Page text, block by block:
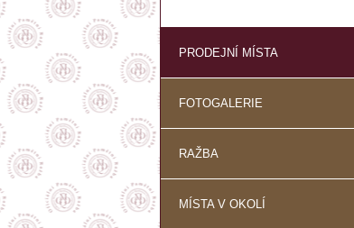
PRODEJNÍ MÍSTA
FOTOGALERIE
RAŽBA
MÍSTA V OKOLÍ